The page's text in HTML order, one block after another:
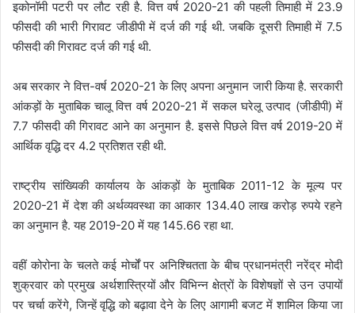
इकोनॉमी पटरी पर लौट रही है. वित्त वर्ष 2020-21 की पहली तिमाही में 23.9
फीसदी की भारी गिरावट जीडीपी में दर्ज की गई थी. जबकि दूसरी तिमाही में 7.5
फीसदी की गिरावट दर्ज की गई थी.
अब सरकार ने वित्त-वर्ष 2020-21 के लिए अपना अनुमान जारी किया है. सरकारी
आंकड़ों के मुताबिक चालू वित्त वर्ष 2020-21 में सकल घरेलू उत्पाद (जीडीपी) में
7.7 फीसदी की गिरावट आने का अनुमान है. इससे पिछले वित्त वर्ष 2019-20 में
आर्थिक वृद्धि दर 4.2 प्रतिशत रही थी.
राष्ट्रीय सांख्यिकी कार्यालय के आंकड़ों के मुताबिक 2011-12 के मूल्य पर
2020-21 में देश की अर्थव्यवस्था का आकार 134.40 लाख करोड़ रुपये रहने
का अनुमान है. यह 2019-20 में यह 145.66 रहा था.
वहीं कोरोना के चलते कई मोर्चों पर अनिश्चितता के बीच प्रधानमंत्री नरेंद्र मोदी
शुक्रवार को प्रमुख अर्थशास्त्रियों और विभिन्न क्षेत्रों के विशेषज्ञों से उन उपायों
पर चर्चा करेंगे, जिन्हें वृद्धि को बढ़ावा देने के लिए आगामी बजट में शामिल किया जा